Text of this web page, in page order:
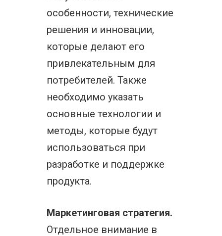
особенности, технические
решения и инновации,
которые делают его
привлекательным для
потребителей. Также
необходимо указать
основные технологии и
методы, которые будут
использоваться при
разработке и поддержке
продукта.
Маркетинговая стратегия.
Отдельное внимание в